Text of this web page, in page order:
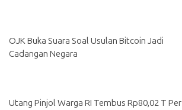
OJK Buka Suara Soal Usulan Bitcoin Jadi
Cadangan Negara
Utang Pinjol Warga RI Tembus Rp80,02 T Per